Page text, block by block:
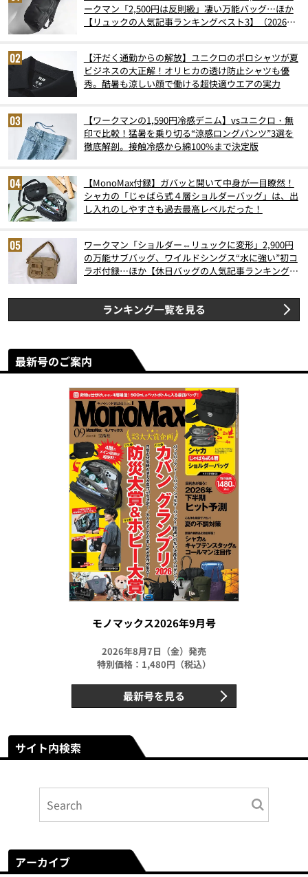
ークマン「2,500円は反則級」凄い万能バッグ…ほか
【リュックの人気記事ランキングベスト3】（2026年
【汗だく通勤からの解放】ユニクロのポロシャツが夏
ビジネスの大正解！オリヒカの透け防止シャツも優
秀。酷暑も涼しい顔で働ける超快適ウエアの実力
【ワークマンの1,590円冷感デニム】vsユニクロ・無
印で比較！猛暑を乗り切る“涼感ロングパンツ”3選を
徹底解剖。接触冷感から綿100%まで決定版
【MonoMax付録】ガバッと開いて中身が一目瞭然！
シャカの「じゃばら式４層ショルダーバッグ」は、出
し入れのしやすさも過去最高レベルだった！
ワークマン「ショルダー⇔リュックに変形」2,900円
の万能サブバッグ、ワイルドシングス“水に強い”初コ
ラボ付録…ほか【休日バッグの人気記事ランキングベ
ランキング一覧を見る
最新号のご案内
モノマックス2026年9月号
2026年8月7日（金）発売
特別価格：1,480円（税込）
最新号を見る
サイト内検索
アーカイブ